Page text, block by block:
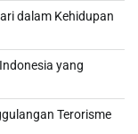
dalam Kehidupan
yang
Terorisme